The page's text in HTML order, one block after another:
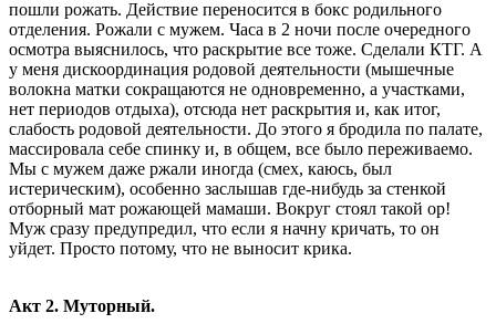
пошли рожать. Действие переносится в бокс родильного
отделения. Рожали с мужем. Часа в 2 ночи после очередного
осмотра выяснилось, что раскрытие все тоже. Сделали КТГ. А
у меня дискоординация родовой деятельности (мышечные
волокна матки сокращаются не одновременно, а участками,
нет периодов отдыха), отсюда нет раскрытия и, как итог,
слабость родовой деятельности. До этого я бродила по палате,
массировала себе спинку и, в общем, все было переживаемо.
Мы с мужем даже ржали иногда (смех, каюсь, был
истерическим), особенно заслышав где-нибудь за стенкой
отборный мат рожающей мамаши. Вокруг стоял такой ор!
Муж сразу предупредил, что если я начну кричать, то он
уйдет. Просто потому, что не выносит крика.
Акт 2. Муторный.